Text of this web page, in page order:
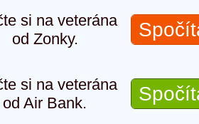
si na veterána
od Zonky.
si na veterána
od Air Bank.